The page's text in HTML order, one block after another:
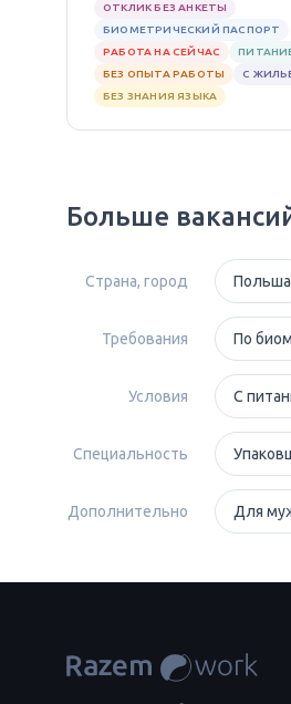
ОТКЛИК БЕЗ АНКЕТЫ
БИОМЕТРИЧЕСКИЙ ПАСПОРТ
РАБОТА НА СЕЙЧАС
БЕЗ ОПЫТА РАБОТЫ
С
БЕЗ ЗНАНИЯ ЯЗЫКА
Больше
Страна, город Польша
Требования По
Условия С
Специальность
Дополнительно Для